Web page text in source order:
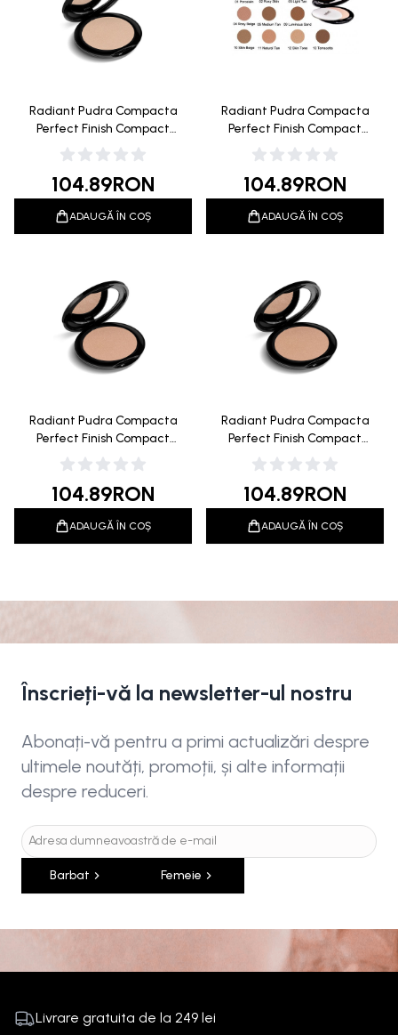
Radiant Pudra Compacta
Perfect Finish Compact
Powder 01 Porcelain 10g
104.89RON
ADAUGĂ ÎN COȘ
Radiant Pudra Compacta
Perfect Finish Compact
Powder 02 Rosy Skin 10g
104.89RON
ADAUGĂ ÎN COȘ
Radiant Pudra Compacta
Perfect Finish Compact
Powder 03 Light Tan 10g
104.89RON
ADAUGĂ ÎN COȘ
Radiant Pudra Compacta
Perfect Finish Compact
Powder 04 Sweet Pink 10g
104.89RON
ADAUGĂ ÎN COȘ
Înscrieți-vă la newsletter-ul nostru
Abonați-vă pentru a primi actualizări despre
ultimele noutăți, promoții, și alte informații
despre reduceri.
Barbat Femeie
Livrare gratuita de la 249 lei